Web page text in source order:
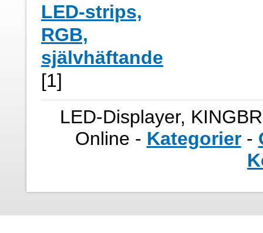
LED-strips,
RGB,
självhäftande
[1]
LED-Displayer,
Online - Kategorier-